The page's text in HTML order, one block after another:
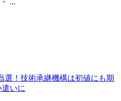
選！技術承継機構は初値にも期
いに